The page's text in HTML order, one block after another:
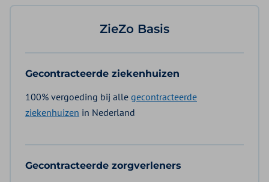
ZieZo Basis
Gecontracteerde ziekenhuizen
100% vergoeding bij alle gecontracteerde
ziekenhuizen in Nederland
Gecontracteerde zorgverleners